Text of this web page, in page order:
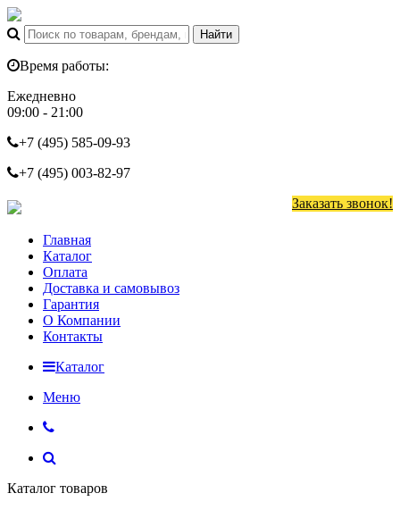
Время работы:
Ежедневно
09:00 - 21:00
+7 (495) 585-09-93
+7 (495) 003-82-97
Заказать звонок!
Главная
Каталог
Оплата
Доставка и самовывоз
Гарантия
О Компании
Контакты
Каталог
Меню
Каталог товаров